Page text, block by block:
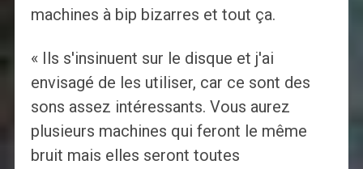
machines à bip bizarres et tout ça.
« Ils s'insinuent sur le disque et j'ai
envisagé de les utiliser, car ce sont des
sons assez intéressants. Vous aurez
plusieurs machines qui feront le même
bruit mais elles seront toutes